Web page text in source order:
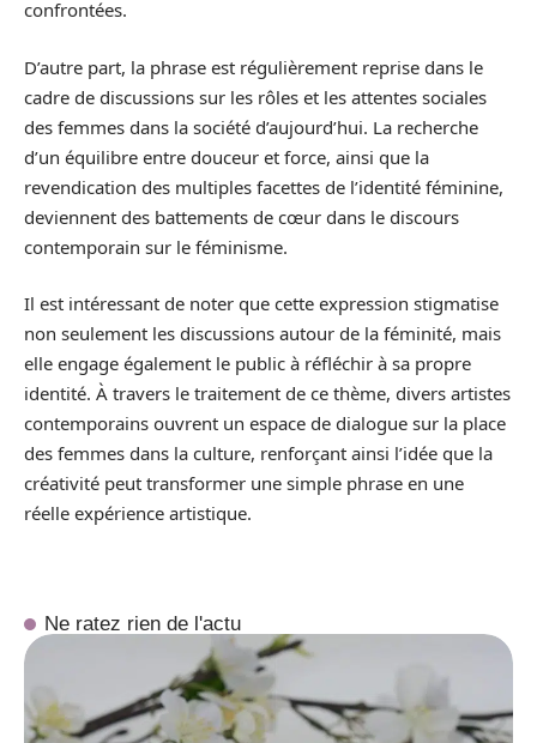
confrontées.
D’autre part, la phrase est régulièrement reprise dans le
cadre de discussions sur les rôles et les attentes sociales
des femmes dans la société d’aujourd’hui. La recherche
d’un équilibre entre douceur et force, ainsi que la
revendication des multiples facettes de l’identité féminine,
deviennent des battements de cœur dans le discours
contemporain sur le féminisme.
Il est intéressant de noter que cette expression stigmatise
non seulement les discussions autour de la féminité, mais
elle engage également le public à réfléchir à sa propre
identité. À travers le traitement de ce thème, divers artistes
contemporains ouvrent un espace de dialogue sur la place
des femmes dans la culture, renforçant ainsi l’idée que la
créativité peut transformer une simple phrase en une
réelle expérience artistique.
Ne ratez rien de l'actu